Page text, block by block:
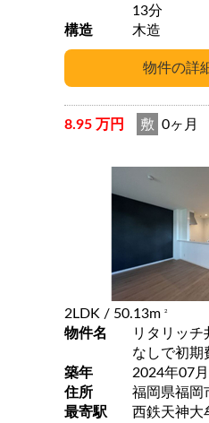
13分
構造
木造
8.95 万円 敷 0ヶ月
2LDK / 50.13m 2
物件名
リタリッ
なしで初期
築年
2024年07月
住所
福岡県福岡
最寄駅
西鉄天神大牟